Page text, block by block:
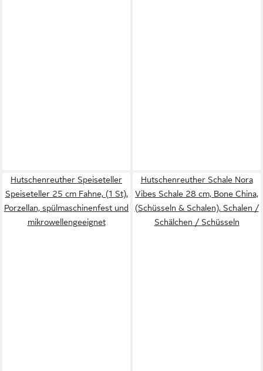
Hutschenreuther Speiseteller
Speiseteller 25 cm Fahne, (1 St),
Porzellan, spülmaschinenfest und
mikrowellengeeignet
Hutschenreuther Schale Nora
Vibes Schale 28 cm, Bone China,
(Schüsseln & Schalen), Schalen /
Schälchen / Schüsseln